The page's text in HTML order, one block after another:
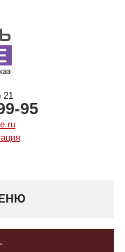
21
95